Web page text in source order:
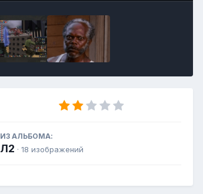
ИЗ АЛЬБОМА:
Л2 · 18 изображений